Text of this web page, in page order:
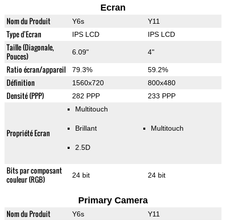
Ecran
Nom du Produit Y6s Y11
Type d'Ecran IPS LCD IPS LCD
Taille (Diagonale,
Pouces)
6.09" 4"
Ratio écran/appareil 79.3% 59.2%
Définition 1560x720 800x480
Densité (PPP) 282 PPP 233 PPP
Propriété Ecran
Multitouch
Brillant
2.5D
Multitouch
Bits par composant
couleur (RGB)
24 bit 24 bit
Primary Camera
Nom du Produit Y6s Y11